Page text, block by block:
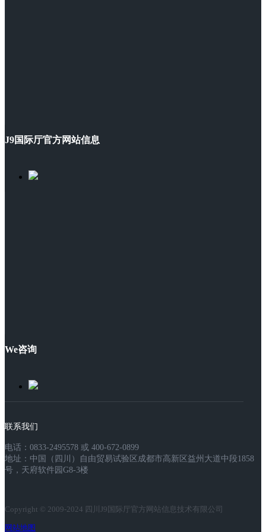
J9国际厅官方网站信息
We咨询
联系我们
电话：0833-2495578 或 400-672-0899
地址：中国（四川）自由贸易试验区成都市高新区益州大道中段1858
号，天府软件园G8-3楼
Copyright © 2009-2024 四川J9国际厅官方网站信息技术有限公司
网站地图